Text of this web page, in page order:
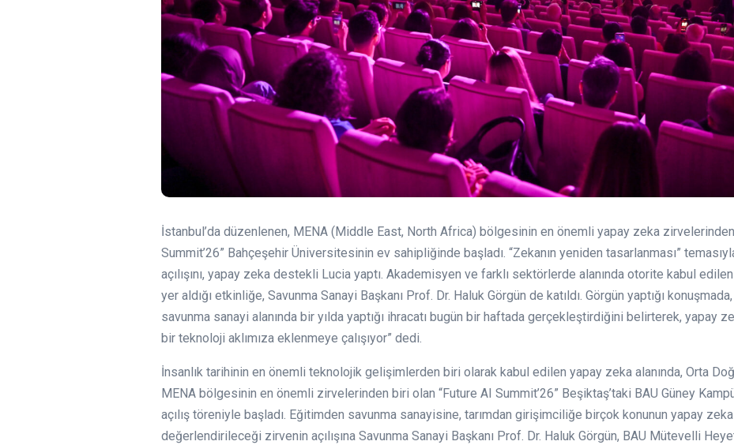
İstanbul’da düzenlenen, MENA (Middle East, North Africa) bölgesinin en önemli yapay zeka
Summit’26” Bahçeşehir Üniversitesinin ev sahipliğinde başladı. “Zekanın yeniden tasarlanması”
açılışını, yapay zeka destekli Lucia yaptı. Akademisyen ve farklı sektörlerde alanında otorite kabul
yer aldığı etkinliğe, Savunma Sanayi Başkanı Prof. Dr. Haluk Görgün de katıldı. Görgün yaptığı
savunma sanayi alanında bir yılda yaptığı ihracatı bugün bir haftada gerçekleştirdiğini belirterek, yapay
bir teknoloji aklımıza eklenmeye çalışıyor” dedi.
İnsanlık tarihinin en önemli teknolojik gelişimlerden biri olarak kabul edilen yapay zeka alanında, Orta
MENA bölgesinin en önemli zirvelerinden biri olan “Future AI Summit’26” Beşiktaş’taki BAU Güney
açılış töreniyle başladı. Eğitimden savunma sanayisine, tarımdan girişimciliğe birçok konunun yapay
değerlendirileceği zirvenin açılışına Savunma Sanayi Başkanı Prof. Dr. Haluk Görgün, BAU Mütevelli